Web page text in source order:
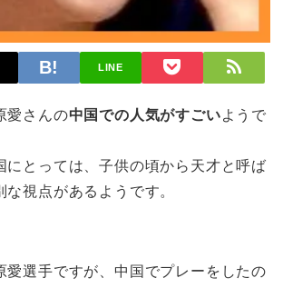
LINE
愛さんの中国での人気がすごい ようで
にとっては、子供の頃から天才と呼ば
な視点があるようです。
愛選手ですが、中国でプレーをしたの